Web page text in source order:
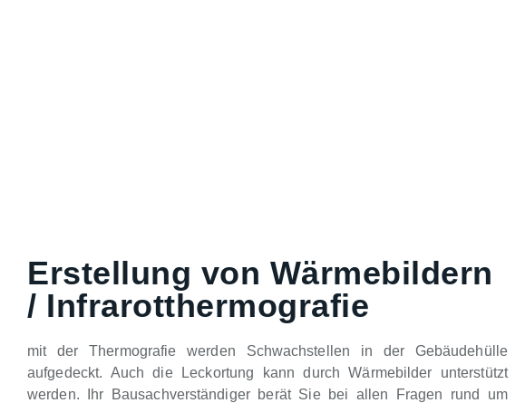
Erstellung von Wärmebildern
/ Infrarotthermografie
mit der Thermografie werden Schwachstellen in der Gebäudehülle
aufgedeckt. Auch die Leckortung kann durch Wärmebilder unterstützt
werden. Ihr Bausachverständiger berät Sie bei allen Fragen rund um